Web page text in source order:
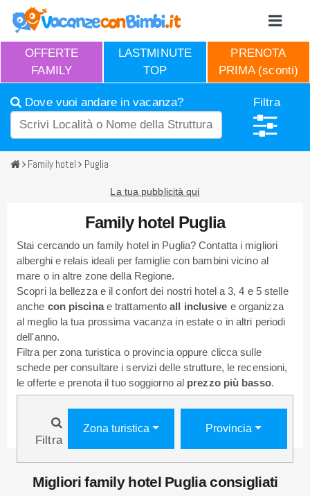
OFFERTE
FAMILY
LASTMINUTE
TOP
PRENOTA
PRIMA (sconti)
Dove vuoi andare in vacanza? Filtra
Family hotel Puglia
La tua pubblicità qui
Family hotel Puglia
Stai cercando un family hotel in Puglia? Contatta i migliori
alberghi e relais ideali per famiglie con bambini vicino al
mare o in altre zone della Regione.
Scopri la bellezza e il confort dei nostri hotel a 3, 4 e 5 stelle
anche con piscinae trattamentoall inclusive e organizza
al meglio la tua prossima vacanza in estate o in altri periodi
dell'anno.
Filtra per zona turistica o provincia oppure clicca sulle
schede per consultare i servizi delle strutture, le recensioni,
le offerte e prenota il tuo soggiorno al prezzo più basso.
Filtra
Zona turistica Provincia
Migliori family hotel Puglia consigliati